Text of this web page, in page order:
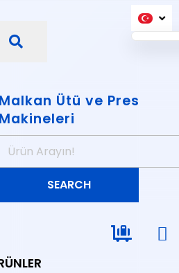
Malkan Ütü ve Pres
Makineleri